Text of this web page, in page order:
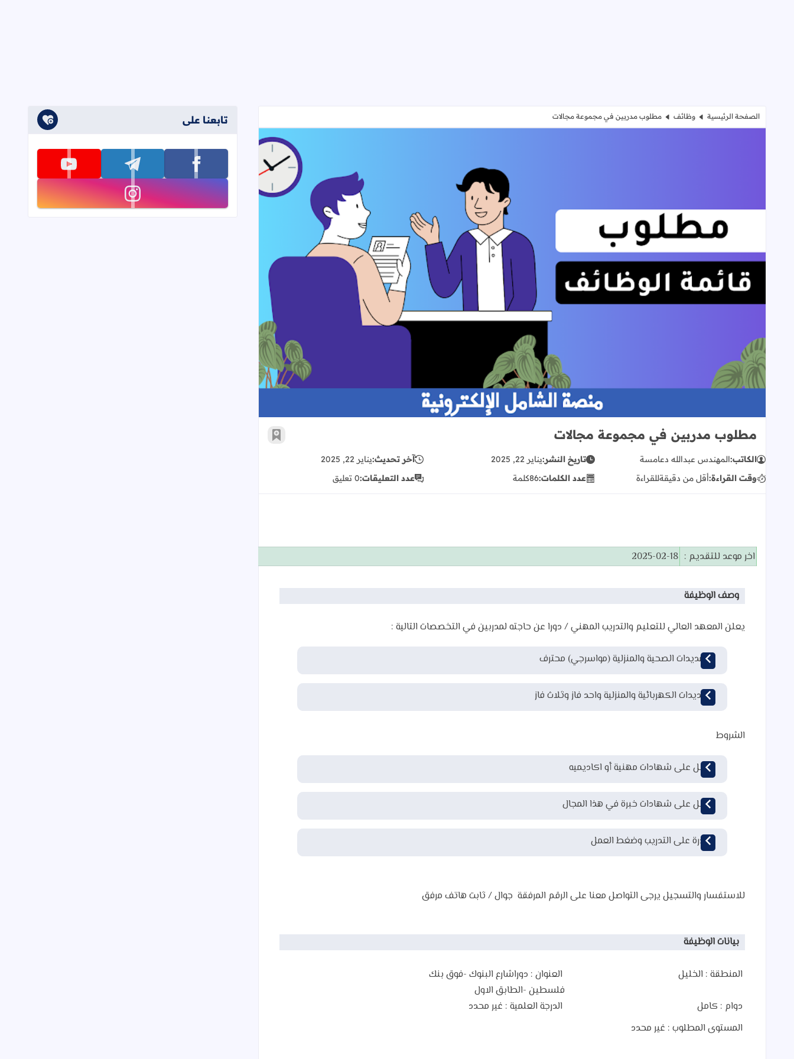
الصفحة الرئيسية وظائف مطلوب مدربين في مجموعة مجالات
مطلوب مدربين في مجموعة مجالات
مطلوب مدربين في مجموعة مجالات أضف إلى العلامات المرجعية
الكاتب:المهندس عبدالله دعامسة تاريخ النشر:يناير 22, 2025 آخر تحديث:يناير 22, 2025
وقت القراءة:أقل من دقيقةللقراءة عدد الكلمات:86كلمة عدد التعليقات:0 تعليق
اخر موعد للتقديم : 2025-02-18
وصف الوظيفة
يعلن المعهد العالي للتعليم والتدريب المهني / دورا عن حاجته لمدربين في التخصصات التالية :
التمديدات الصحية والمنزلية (مواسرجي) محترف
التمديدات الكهربائية والمنزلية واحد فاز وثلاث فاز
الشروط
حاصل على شهادات مهنية أو اكاديميه
حاصل على شهادات خبرة في هذا المجال
القدرة على التدريب وضغط العمل
للاستفسار والتسجيل يرجى التواصل معنا على الرقم المرفقة جوال / ثابت هاتف مرفق
بيانات الوظيفة
المنطقة : الخليل العنوان : دوراشارع البنوك -فوق بنك
فلسطين -الطابق الاول
دوام : كامل الدرجة العلمية : غير محدد
المستوى المطلوب : غير محدد
تابعنا على
تابعنا على facebook تابعنا على telegram تابعنا على youtube
تابعنا على instagram